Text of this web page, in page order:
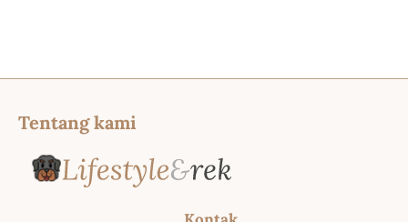
Tentang kami